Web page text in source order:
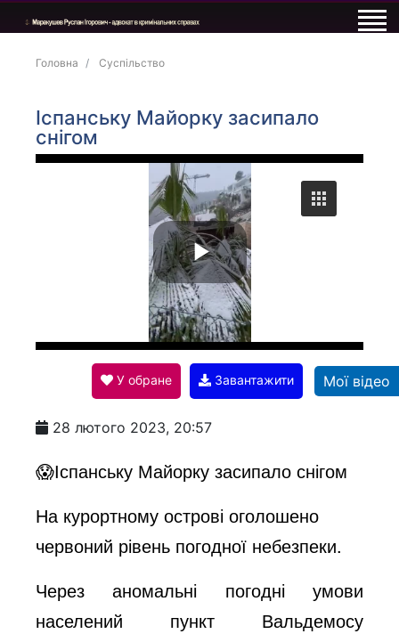
Головна Суспільство
Іспанську Майорку засипало
снігом
P
l
a
y
V
У обране Завантажити
28 лютого 2023, 20:57
😱Іспанську Майорку засипало снігом
На курортному острові оголошено
червоний рівень погодної небезпеки.
Через аномальні погодні умови
населений пункт Вальдемосу
Мої відео